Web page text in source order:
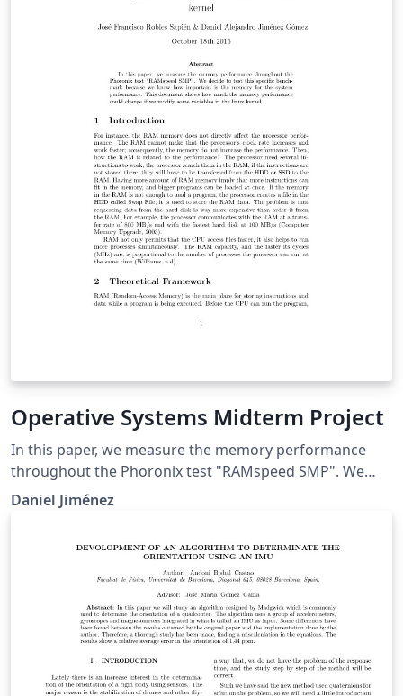
Operative Systems Midterm Project
In this paper, we measure the memory performance
throughout the Phoronix test "RAMspeed SMP". We
decide to test this specific benchmark because we
know how important is the memory for the system
memory performance could change if we modify some
variables in the linux kernel.
Daniel Jiménez